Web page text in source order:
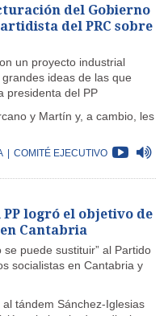
del Gobierno
del PRC sobre
un proyecto industrial
ideas de las que
presidenta del PP
y Martín y, a cambio, les
COMITÉ EJECUTIVO
logró el objetivo de
Cantabria
puede sustituir” al Partido
socialistas en Cantabria y
tándem Sánchez-Iglesias